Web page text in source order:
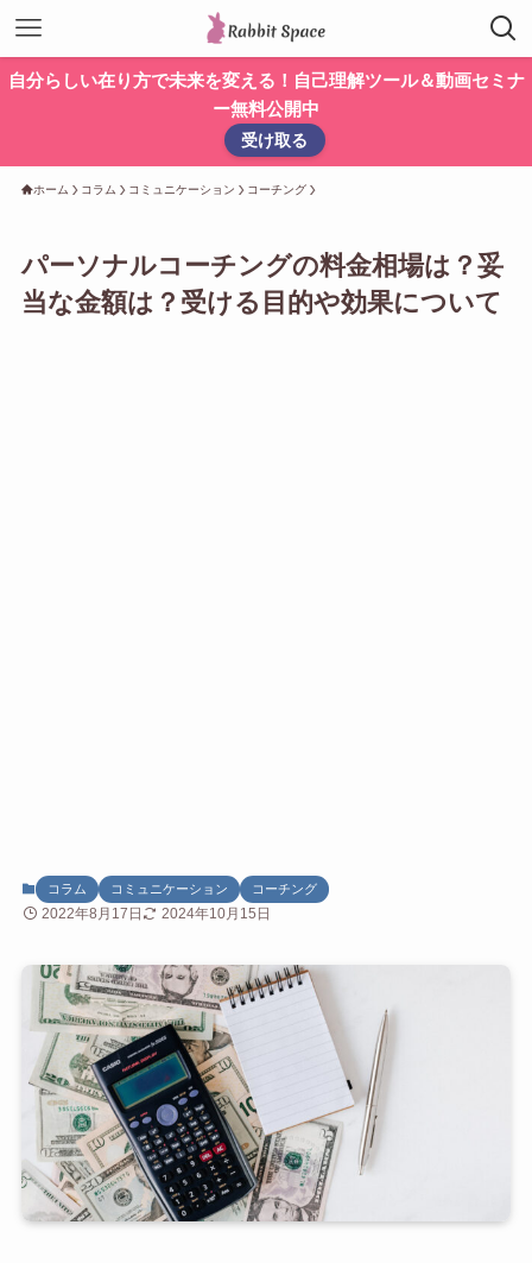
自分らしい在り方で未来を変える！自己理解ツール＆動画セミナ
ー無料公開中
受け取る
ホーム コラム コミュニケーション コーチング
パーソナルコーチングの料金相場は？妥
当な金額は？受ける目的や効果について
コラム コミュニケーション コーチング
2022年8月17日 2024年10月15日